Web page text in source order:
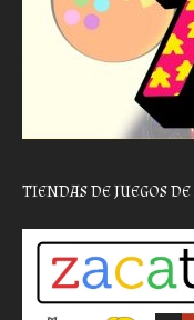
TIENDAS DE JUEGOS